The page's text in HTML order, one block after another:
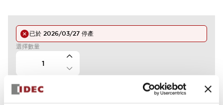
已於 2026/03/27 停產
選擇數量